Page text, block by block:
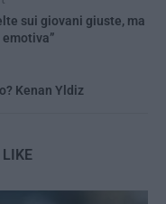
sui giovani giuste, ma
Kenan Yldiz